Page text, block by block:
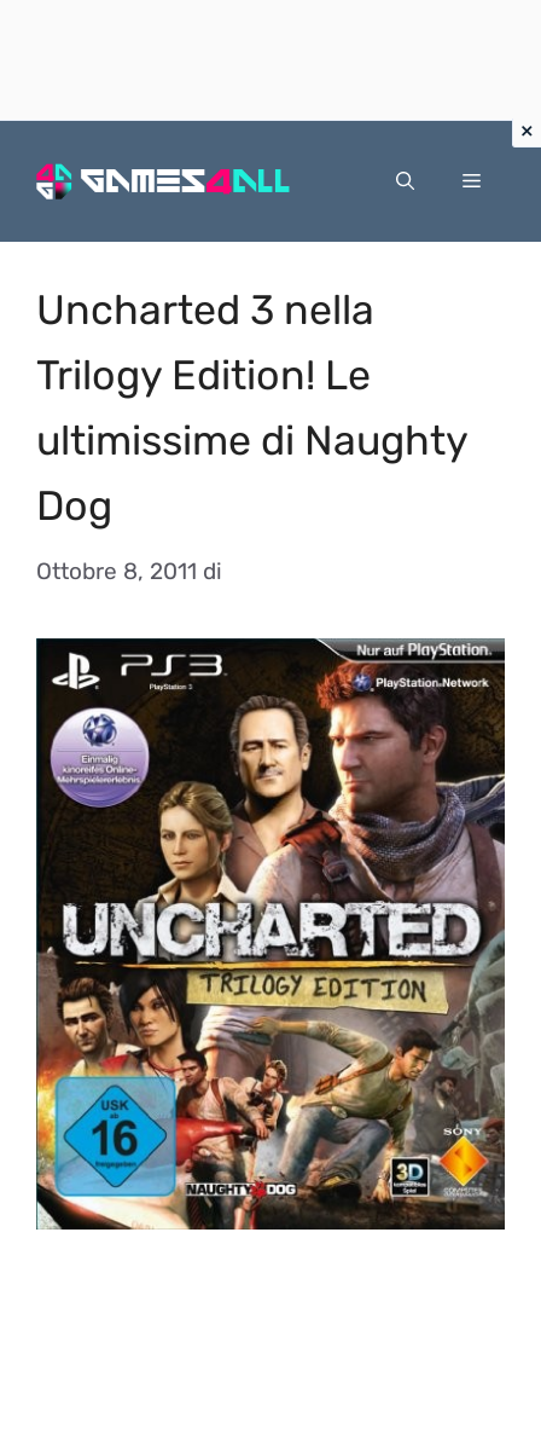
Menu
Uncharted 3 nella
Trilogy Edition! Le
ultimissime di Naughty
Dog
Ottobre 8, 2011 di